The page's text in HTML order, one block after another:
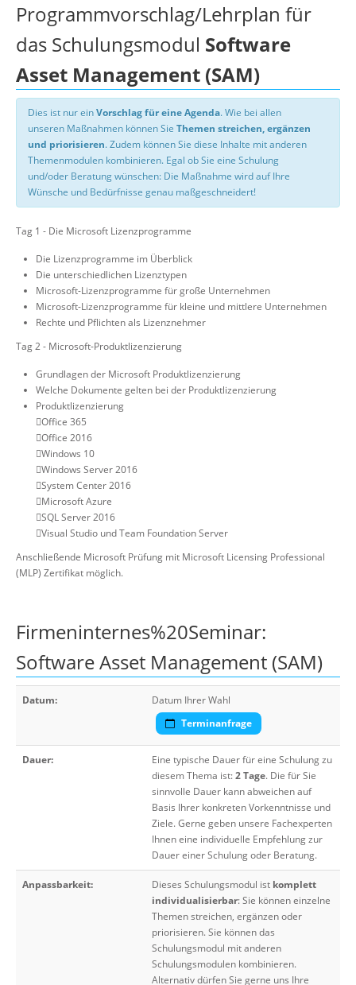
Programmvorschlag/Lehrplan für
das Schulungsmodul Software
Asset Management (SAM)
Dies ist nur einVorschlag für eine Agenda. Wie bei allen
unseren Maßnahmen können Sie Themen streichen, ergänzen
und priorisieren. Zudem können Sie diese Inhalte mit anderen
Themenmodulen kombinieren. Egal ob Sie eine Schulung
und/oder Beratung wünschen: Die Maßnahme wird auf Ihre
Wünsche und Bedürfnisse genau maßgeschneidert!
Tag 1 - Die Microsoft Lizenzprogramme
Die Lizenzprogramme im Überblick
Die unterschiedlichen Lizenztypen
Microsoft-Lizenzprogramme für große Unternehmen
Microsoft-Lizenzprogramme für kleine und mittlere Unternehmen
Rechte und Pflichten als Lizenznehmer
Tag 2 - Microsoft-Produktlizenzierung
Grundlagen der Microsoft Produktlizenzierung
Welche Dokumente gelten bei der Produktlizenzierung
Produktlizenzierung
Office 365
Office 2016
Windows 10
Windows Server 2016
System Center 2016
Microsoft Azure
SQL Server 2016
Visual Studio und Team Foundation Server
Anschließende Microsoft Prüfung mit Microsoft Licensing Professional
(MLP) Zertifikat möglich.
Firmeninternes%20Seminar:
Software Asset Management (SAM)
Datum:
Datum Ihrer Wahl
Terminanfrage
Dauer:
Eine typische Dauer für eine Schulung zu
diesem Thema ist:2 Tage. Die für Sie
sinnvolle Dauer kann abweichen auf
Basis Ihrer konkreten Vorkenntnisse und
Ziele. Gerne geben unsere Fachexperten
Ihnen eine individuelle Empfehlung zur
Dauer einer Schulung oder Beratung.
Anpassbarkeit: Dieses Schulungsmodul ist komplett
individualisierbar: Sie können einzelne
Themen streichen, ergänzen oder
priorisieren. Sie können das
Schulungsmodul mit anderen
Schulungsmodulen kombinieren.
Alternativ dürfen Sie gerne uns Ihre